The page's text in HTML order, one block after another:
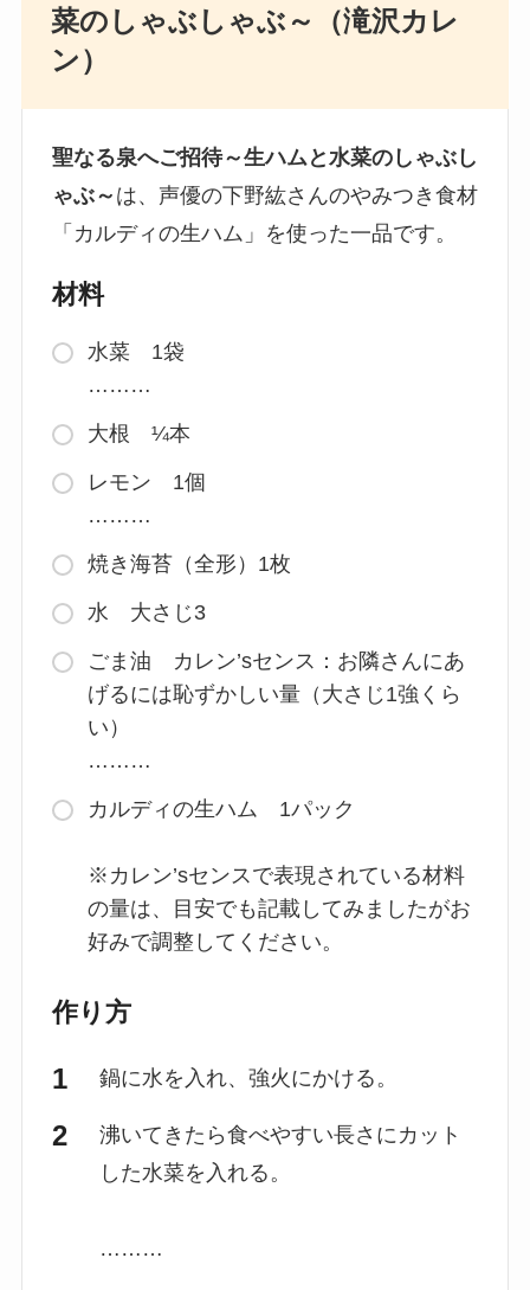
菜のしゃぶしゃぶ～（滝沢カレ
ン）
聖なる泉へご招待～生ハムと水菜のしゃぶし
ゃぶ～ は、声優の下野紘さんのやみつき食材
「カルディの生ハム」を使った一品です。
材料
水菜 1袋
………
大根 ¼本
レモン 1個
………
焼き海苔（全形）1枚
水 大さじ3
ごま油 カレン’sセンス：お隣さんにあ
げるには恥ずかしい量（大さじ1強くら
い）
………
カルディの生ハム 1パック
※カレン’sセンスで表現されている材料
の量は、目安でも記載してみましたがお
好みで調整してください。
作り方
鍋に水を入れ、強火にかける。
沸いてきたら食べやすい長さにカット
した水菜を入れる。
………